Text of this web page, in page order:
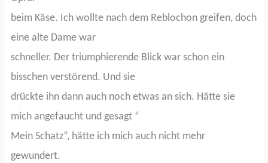
beim Käse. Ich wollte nach dem Reblochon greifen, doch
eine alte Dame war
schneller. Der triumphierende Blick war schon ein
bisschen verstörend. Und sie
drückte ihn dann auch noch etwas an sich. Hätte sie
mich angefaucht und gesagt “
Mein Schatz“, hätte ich mich auch nicht mehr
gewundert.